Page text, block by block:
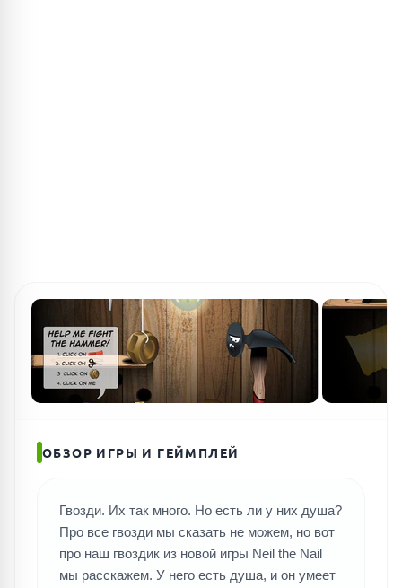
ОБЗОР ИГРЫ И ГЕЙМПЛЕЙ
Гвозди. Их так много. Но есть ли у них душа?
Про все гвозди мы сказать не можем, но вот
про наш гвоздик из новой игры Neil the Nail
мы расскажем. У него есть душа, и он умеет